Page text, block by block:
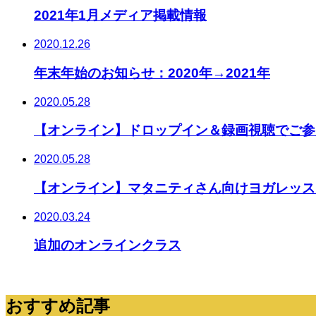
2021年1月メディア掲載情報
2020.12.26
年末年始のお知らせ：2020年→2021年
2020.05.28
【オンライン】ドロップイン＆録画視聴でご
2020.05.28
【オンライン】マタニティさん向けヨガレッ
2020.03.24
追加のオンラインクラス
おすすめ記事